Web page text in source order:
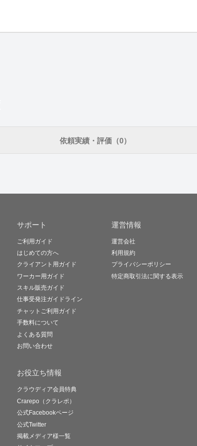
依頼実績・評価（0）
サポート
ご利用ガイド
はじめての方へ
クライアント用ガイド
ワーカー用ガイド
スキル販売ガイド
仕事受発注ガイドライン
チャットご利用ガイド
手数料について
よくある質問
お問い合わせ
お役立ち情報
クラウディア会員特典
Crarepo（クラレポ）
公式Facebookページ
公式Twitter
掲載メディア様一覧
運営情報
運営会社
利用規約
プライバシーポリシー
特定商取引法に関する表示